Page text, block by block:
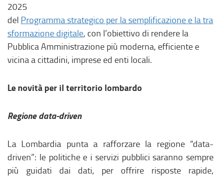
2025
del Programma strategico per la semplificazione e la tra
sformazione digitale, con l’obiettivo di rendere la
Pubblica Amministrazione più moderna, efficiente e
vicina a cittadini, imprese ed enti locali.
Le novità per il territorio lombardo
Regione data-driven
La Lombardia punta a rafforzare la regione “data-
driven”: le politiche e i servizi pubblici saranno sempre
più guidati dai dati, per offrire risposte rapide,